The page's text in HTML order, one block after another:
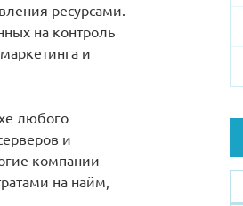
ресурсами.
на контроль
и
любого
и
компании
на найм,